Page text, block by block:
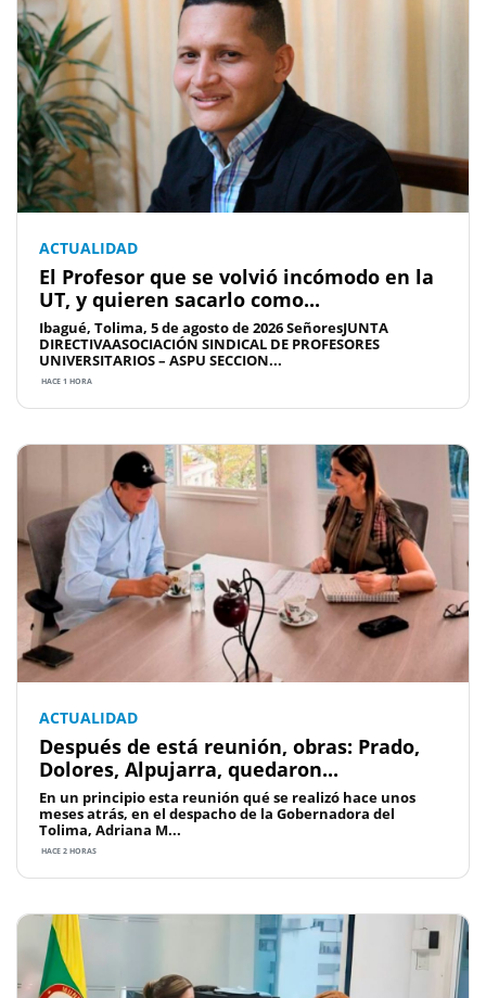
ACTUALIDAD
El Profesor que se volvió incómodo en la
UT, y quieren sacarlo como...
Ibagué, Tolima, 5 de agosto de 2026 SeñoresJUNTA
DIRECTIVAASOCIACIÓN SINDICAL DE PROFESORES
UNIVERSITARIOS – ASPU SECCION...
HACE 1 HORA
ACTUALIDAD
Después de está reunión, obras: Prado,
Dolores, Alpujarra, quedaron...
En un principio esta reunión qué se realizó hace unos
meses atrás, en el despacho de la Gobernadora del
Tolima, Adriana M...
HACE 2 HORAS